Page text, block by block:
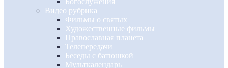
Видео рубрика
Фильмы о святых
Художественные фильмы
Православная планета
Телепередачи
Беседы с батюшкой
Мульткалендарь